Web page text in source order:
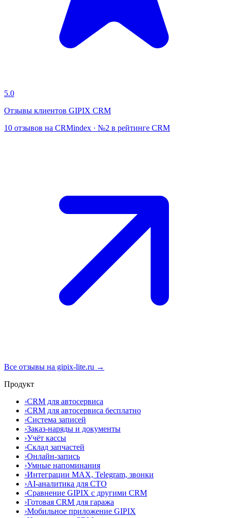
5.0
Отзывы клиентов GIPIX CRM
10 отзывов на CRMindex · №2 в рейтинге CRM
Все отзывы на gipix-lite.ru →
Продукт
›CRM для автосервиса
›CRM для автосервиса бесплатно
›Система записей
›Заказ-наряды и документы
›Учёт кассы
›Склад запчастей
›Онлайн-запись
›Умные напоминания
›Интеграции MAX, Telegram, звонки
›AI-аналитика для СТО
›Сравнение GIPIX с другими CRM
›Готовая CRM для гаража
›Мобильное приложение GIPIX